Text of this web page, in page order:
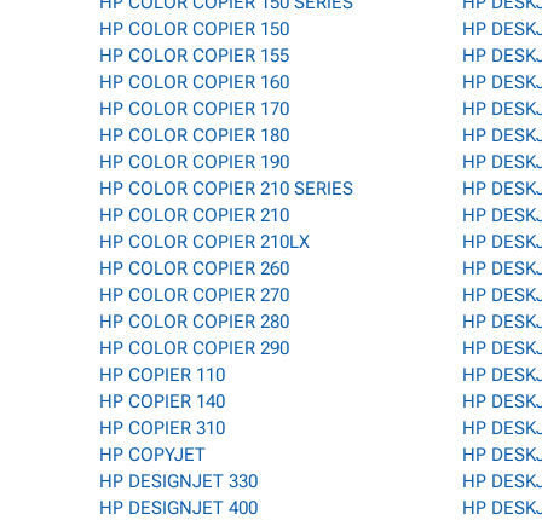
HP COLOR COPIER 150
HP COLOR COPIER 155
HP COLOR COPIER 160
HP COLOR COPIER 170
HP COLOR COPIER 180
HP COLOR COPIER 190
HP COLOR COPIER 210 SERIES
HP COLOR COPIER 210
HP COLOR COPIER 210LX
HP COLOR COPIER 260
HP COLOR COPIER 270
HP COLOR COPIER 280
HP COLOR COPIER 290
HP COPIER 110
HP COPIER 140
HP COPIER 310
HP COPYJET
HP DESIGNJET 330
HP DESIGNJET 400
HP
HP
HP
HP
HP
HP
HP
HP
HP
HP
HP
HP
HP
HP
HP
HP
HP
HP
HP